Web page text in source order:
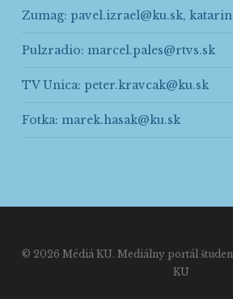
Zumag: pavel.izrael@ku.sk,
Pulzradio: marcel.pales@rtvs.sk
TV Unica: peter.kravcak@ku.sk
Fotka: marek.hasak@ku.sk
© 2026 Médiá KU. Mediálny portál
KU